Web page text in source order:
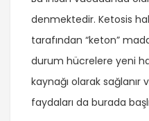
denmektedir. Ketosis
tarafından “keton”
durum hücrelere yeni
kaynağı olarak
faydaları da burada